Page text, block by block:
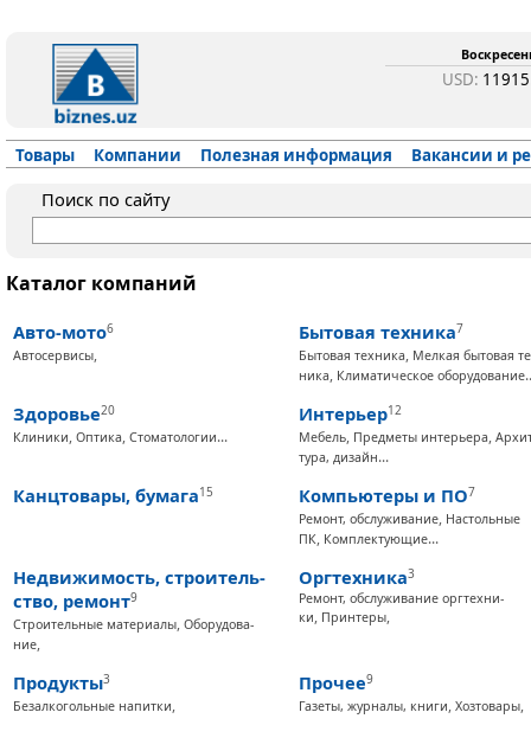
USD:
Товары Компании Полезная информация Вакансии и
Поиск по сайту
Каталог компаний
Ав­то-мо­то6
Ав­то­сер­ви­сы,
Бы­то­вая тех­ни­ка7
Бы­то­вая тех­ни­ка, Мел­кая бы­то­вая
ни­ка, Кли­ма­ти­чес­кое обо­ру­до­ва­ние
Здо­ровье20
Кли­ни­ки, Оп­ти­ка, Сто­ма­то­ло­гии...
Ин­терь­ер12
Ме­бель, Пред­ме­ты ин­терь­ера,
ту­ра, ди­зайн...
Кан­цто­ва­ры, бу­ма­га15 Компь­юте­ры и ПО7
Ре­монт, об­слу­жи­ва­ние, Нас­толь­ные
ПК, Ком­плек­ту­ющие...
Нед­ви­жи­мость, стро­итель­
ство, ре­монт9
Стро­итель­ные ма­те­ри­алы, Обо­ру­до­ва­
ние,
Ор­гтех­ни­ка3
Ре­монт, об­слу­жи­ва­ние ор­гтех­ни­
ки, Прин­те­ры,
Про­дук­ты3
Бе­зал­ко­голь­ные на­пит­ки,
Про­чее9
Га­зе­ты, жур­на­лы, кни­ги, Хоз­то­ва­ры,